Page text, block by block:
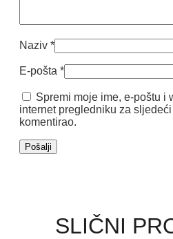
Naziv *
E-pošta *
Spremi moje ime, e-poštu i
internet pregledniku za
komentirao.
SLIČNI